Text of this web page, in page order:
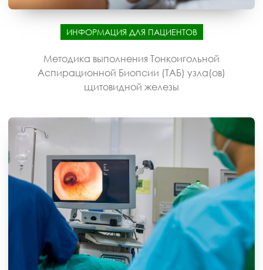
ИНФОРМАЦИЯ ДЛЯ ПАЦИЕНТОВ
Методика выполнения Тонкоигольной
Аспирационной Биопсии (ТАБ) узла(ов)
щитовидной железы